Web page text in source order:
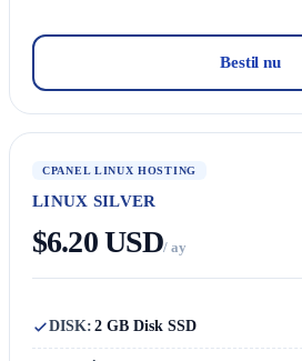
Bestil nu
CPANEL LINUX HOSTING
LINUX SILVER
$6.20 USD/ ay
DISK: 2 GB Disk SSD